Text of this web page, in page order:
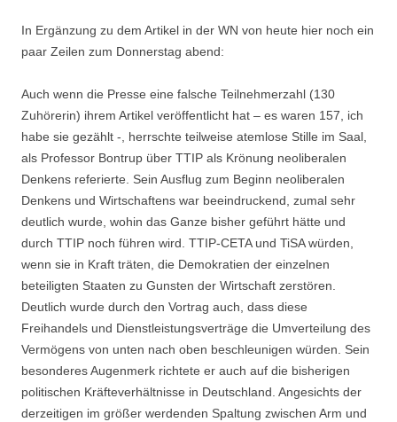
i
g
t
i
n
In Ergänzung zu dem Artikel in der WN von heute hier noch ein
paar Zeilen zum Donnerstag abend:
Auch wenn die Presse eine falsche Teilnehmerzahl (130
Zuhörerin) ihrem Artikel veröffentlicht hat – es waren 157, ich
habe sie gezählt -, herrschte teilweise atemlose Stille im Saal,
als Professor Bontrup über TTIP als Krönung neoliberalen
Denkens referierte. Sein Ausflug zum Beginn neoliberalen
Denkens und Wirtschaftens war beeindruckend, zumal sehr
deutlich wurde, wohin das Ganze bisher geführt hätte und
durch TTIP noch führen wird. TTIP-CETA und TiSA würden,
wenn sie in Kraft träten, die Demokratien der einzelnen
beteiligten Staaten zu Gunsten der Wirtschaft zerstören.
Deutlich wurde durch den Vortrag auch, dass diese
Freihandels und Dienstleistungsverträge die Umverteilung des
Vermögens von unten nach oben beschleunigen würden. Sein
besonderes Augenmerk richtete er auch auf die bisherigen
politischen Kräfteverhältnisse in Deutschland. Angesichts der
derzeitigen im größer werdenden Spaltung zwischen Arm und